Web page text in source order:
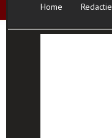
Home Redactie